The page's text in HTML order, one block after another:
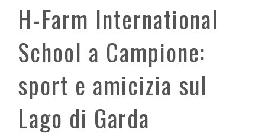
H-Farm International
School a Campione:
sport e amicizia sul
Lago di Garda